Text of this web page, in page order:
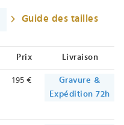
Guide des tailles
Prix Livraison
195 €
Gravure &
Expédition 72h